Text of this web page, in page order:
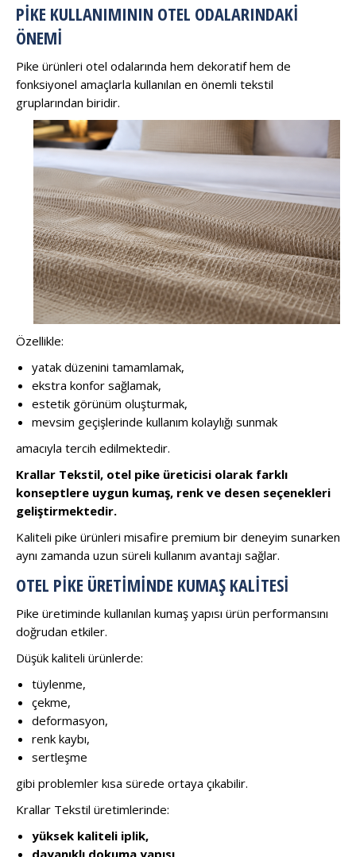
PIKE KULLANIMININ OTEL ODALARINDAKI
ÖNEMI
Pike ürünleri otel odalarında hem dekoratif hem de
fonksiyonel amaçlarla kullanılan en önemli tekstil
gruplarından biridir.
Özellikle:
yatak düzenini tamamlamak,
ekstra konfor sağlamak,
estetik görünüm oluşturmak,
mevsim geçişlerinde kullanım kolaylığı sunmak
amacıyla tercih edilmektedir.
Krallar Tekstil, otel pike üreticisi olarak farklı
konseptlere uygun kumaş, renk ve desen seçenekleri
geliştirmektedir.
Kaliteli pike ürünleri misafire premium bir deneyim sunarken
aynı zamanda uzun süreli kullanım avantajı sağlar.
OTEL PIKE ÜRETIMINDE KUMAŞ KALITESI
Pike üretiminde kullanılan kumaş yapısı ürün performansını
doğrudan etkiler.
Düşük kaliteli ürünlerde:
tüylenme,
çekme,
deformasyon,
renk kaybı,
sertleşme
gibi problemler kısa sürede ortaya çıkabilir.
Krallar Tekstil üretimlerinde:
yüksek kaliteli iplik,
dayanıklı dokuma yapısı,